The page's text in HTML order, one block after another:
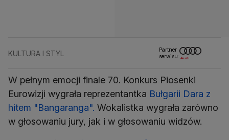
KULTURA I STYL
Partner
serwisu:
W pełnym emocji finale 70. Konkurs Piosenki
Eurowizji wygrała reprezentantka Bułgarii Dara z
hitem "Bangaranga". Wokalistka wygrała zarówno
w głosowaniu jury, jak i w głosowaniu widzów.